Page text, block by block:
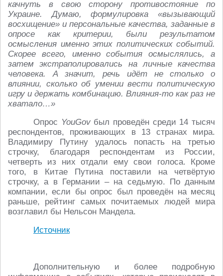
качнуть в свою сторону противостояние по
Украине. Думаю, формулировка «вызывающий
восхищение» и персональные качества, заданные в
опросе как критерии, были результатом
осмысления именно этих политических событий.
Скорее всего, именно события осмыслялись, а
затем экстраполировались на личные качества
человека. А значит, речь идёт не столько о
влиянии, сколько об умении вести политическую
игру и держать комбинацию. Влияния-то как раз не
хватало…»
Опрос YouGovбыл проведён среди 14 тысяч
респондентов, проживающих в 13 странах мира.
Владимиру Путину удалось попасть на третью
строчку, благодаря респондентам из России,
четверть из них отдали ему свои голоса. Кроме
того, в Китае Путина поставили на четвёртую
строчку, а в Германии – на седьмую. По данным
компании, если бы опрос был проведён на месяц
раньше, рейтинг самых почитаемых людей мира
возглавил бы Нельсон Мандела.
Источник
Дополнительную и более подробную